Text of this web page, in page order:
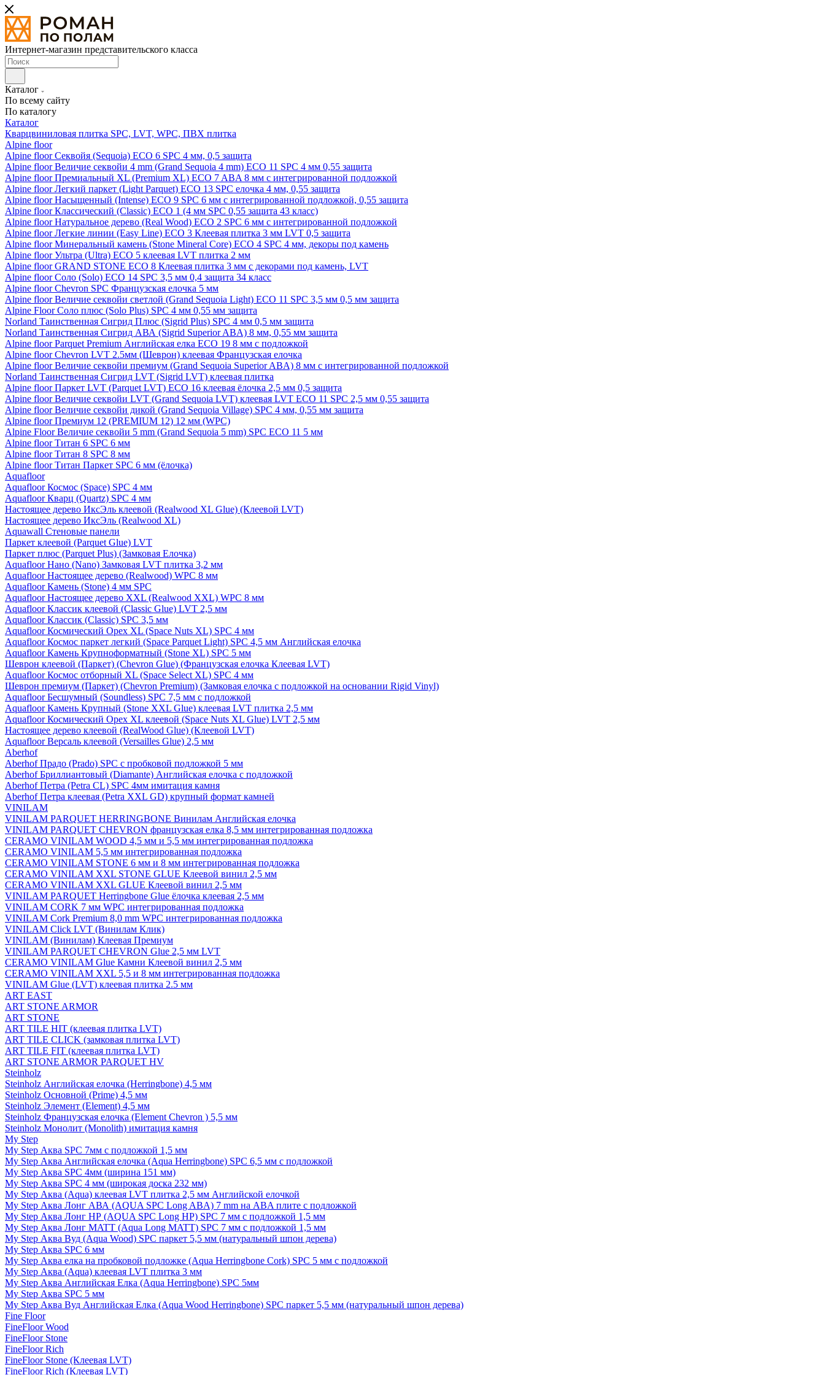
Интернет-магазин представительского класса
Каталог
По всему сайту
По каталогу
Каталог
Кварцвиниловая плитка SPC, LVT, WPC, ПВХ плитка
Alpine floor
Alpine floor Секвойя (Sequoia) ECO 6 SPC 4 мм, 0,5 защита
Alpine floor Величие секвойи 4 mm (Grand Sequoia 4 mm) ECO 11 SPC 4 мм 0,55 защита
Alpine floor Премиальный XL (Premium XL) ECO 7 ABA 8 мм с интегрированной подложкой
Alpine floor Легкий паркет (Light Parquet) ECO 13 SPC елочка 4 мм, 0,55 защита
Alpine floor Насыщенный (Intense) ECO 9 SPC 6 мм с интегрированной подложкой, 0,55 защита
Alpine floor Классический (Classic) ECO 1 (4 мм SPC 0,55 защита 43 класс)
Alpine floor Натуральное дерево (Real Wood) ECO 2 SPC 6 мм с интегрированной подложкой
Alpine floor Легкие линии (Easy Line) ECO 3 Клеевая плитка 3 мм LVT 0,5 защита
Alpine floor Минеральный камень (Stone Mineral Core) ECO 4 SPC 4 мм, декоры под камень
Alpine floor Ультра (Ultra) ECO 5 клеевая LVT плитка 2 мм
Alpine floor GRAND STONE ECO 8 Клеевая плитка 3 мм с декорами под камень, LVT
Alpine floor Соло (Solo) ECO 14 SPC 3,5 мм 0,4 защита 34 класс
Alpine floor Chevron SPC Французская елочка 5 мм
Alpine floor Величие секвойи светлой (Grand Sequoia Light) ECO 11 SPC 3,5 мм 0,5 мм защита
Alpine Floor Соло плюс (Solo Plus) SPC 4 мм 0,55 мм защита
Norland Таинственная Сигрид Плюс (Sigrid Plus) SPC 4 мм 0,5 мм защита
Norland Таинственная Сигрид АВА (Sigrid Superior ABA) 8 мм, 0,55 мм защита
Alpine floor Parquet Premium Английская елка ECO 19 8 мм с подложкой
Alpine floor Chevron LVT 2.5мм (Шеврон) клеевая Французская елочка
Alpine floor Величие секвойи премиум (Grand Sequoia Superior ABA) 8 мм с интегрированной подложкой
Norland Таинственная Сигрид LVT (Sigrid LVT) клеевая плитка
Alpine floor Паркет LVT (Parquet LVT) ECO 16 клеевая ёлочка 2,5 мм 0,5 защита
Alpine floor Величие секвойи LVT (Grand Sequoia LVT) клеевая LVT ECO 11 SPC 2,5 мм 0,55 защита
Alpine floor Величие секвойи дикой (Grand Sequoia Village) SPC 4 мм, 0,55 мм защита
Alpine floor Премиум 12 (PREMIUM 12) 12 мм (WPC)
Alpine Floor Величие секвойи 5 mm (Grand Sequoia 5 mm) SPC ECO 11 5 мм
Alpine floor Титан 6 SPC 6 мм
Alpine floor Титан 8 SPC 8 мм
Alpine floor Титан Паркет SPC 6 мм (ёлочка)
Aquafloor
Aquafloor Космос (Space) SPC 4 мм
Aquafloor Кварц (Quartz) SPC 4 мм
Настоящее дерево ИксЭль клеевой (Realwood XL Glue) (Клеевой LVT)
Настоящее дерево ИксЭль (Realwood XL)
Aquawall Стеновые панели
Паркет клеевой (Parquet Glue) LVT
Паркет плюс (Parquet Plus) (Замковая Елочка)
Aquafloor Нано (Nano) Замковая LVT плитка 3,2 мм
Aquafloor Настоящее дерево (Realwood) WPC 8 мм
Aquafloor Камень (Stone) 4 мм SPC
Aquafloor Настоящее дерево XXL (Realwood XXL) WPC 8 мм
Aquafloor Классик клеевой (Classic Glue) LVT 2,5 мм
Aquafloor Классик (Classic) SPC 3,5 мм
Aquafloor Космический Орех XL (Space Nuts XL) SPC 4 мм
Aquafloor Космос паркет легкий (Space Parquet Light) SPC 4,5 мм Английская елочка
Aquafloor Камень Крупноформатный (Stone XL) SPC 5 мм
Шеврон клеевой (Паркет) (Chevron Glue) (Французская елочка Клеевая LVT)
Aquafloor Космос отборный XL (Space Select XL) SPC 4 мм
Шеврон премиум (Паркет) (Chevron Premium) (Замковая елочка с подложкой на основании Rigid Vinyl)
Aquafloor Бесшумный (Soundless) SPC 7,5 мм с подложкой
Aquafloor Камень Крупный (Stone XXL Glue) клеевая LVT плитка 2,5 мм
Aquafloor Космический Орех XL клеевой (Space Nuts XL Glue) LVT 2,5 мм
Настоящее дерево клеевой (RealWood Glue) (Клеевой LVT)
Aquafloor Версаль клеевой (Versailles Glue) 2,5 мм
Aberhof
Aberhof Прадо (Prado) SPC с пробковой подложкой 5 мм
Aberhof Бриллиантовый (Diamante) Английская елочка с подложкой
Aberhof Петра (Petra CL) SPC 4мм имитация камня
Aberhof Петра клеевая (Petra XXL GD) крупный формат камней
VINILAM
VINILAM PARQUET HERRINGBONE Винилам Английская елочка
VINILAM PARQUET CHEVRON французская елка 8,5 мм интегрированная подложка
CERAMO VINILAM WOOD 4,5 мм и 5,5 мм интегрированная подложка
CERAMO VINILAM 5,5 мм интегрированная подложка
CERAMO VINILAM STONE 6 мм и 8 мм интегрированная подложка
CERAMO VINILAM XXL STONE GLUE Клеевой винил 2,5 мм
CERAMO VINILAM XXL GLUE Клеевой винил 2,5 мм
VINILAM PARQUET Herringbone Glue ёлочка клеевая 2,5 мм
VINILAM CORK 7 мм WPC интегрированная подложка
VINILAM Cork Premium 8,0 mm WPC интегрированная подложка
VINILAM Click LVT (Винилам Клик)
VINILAM (Винилам) Клеевая Премиум
VINILAM PARQUET CHEVRON Glue 2,5 мм LVT
CERAMO VINILAM Glue Камни Клеевой винил 2,5 мм
CERAMO VINILAM XXL 5,5 и 8 мм интегрированная подложка
VINILAM Glue (LVT) клеевая плитка 2.5 мм
ART EAST
ART STONE ARMOR
ART STONE
ART TILE HIT (клеевая плитка LVT)
ART TILE CLICK (замковая плитка LVT)
ART TILE FIT (клеевая плитка LVT)
ART STONE ARMOR PARQUET HV
Steinholz
Steinholz Английская елочка (Herringbone) 4,5 мм
Steinholz Основной (Prime) 4,5 мм
Steinholz Элемент (Element) 4,5 мм
Steinholz Французская елочка (Element Chevron ) 5,5 мм
Steinholz Монолит (Monolith) имитация камня
My Step
My Step Аква SPC 7мм c подложкой 1,5 мм
My Step Аква Английская елочка (Aqua Herringbone) SPC 6,5 мм с подложкой
My Step Аква SPC 4мм (ширина 151 мм)
My Step Аква SPC 4 мм (широкая доска 232 мм)
My Step Аква (Aqua) клеевая LVT плитка 2,5 мм Английской елочкой
My Step Аква Лонг АВА (AQUA SPC Long ABA) 7 mm на ABA плите с подложкой
My Step Аква Лонг НР (AQUA SPC Long HP) SPC 7 мм с подложкой 1,5 мм
My Step Аква Лонг MATT (Aqua Long MATT) SPC 7 мм с подложкой 1,5 мм
My Step Аква Вуд (Aqua Wood) SPC паркет 5,5 мм (натуральный шпон дерева)
My Step Аква SPC 6 мм
My Step Аква елка на пробковой подложке (Aqua Herringbone Cork) SPC 5 мм с подложкой
My Step Аква (Aqua) клеевая LVT плитка 3 мм
My Step Аква Английская Елка (Aqua Herringbone) SPC 5мм
My Step Аква SPC 5 мм
My Step Аква Вуд Английская Елка (Aqua Wood Herringbone) SPC паркет 5,5 мм (натуральный шпон дерева)
Fine Floor
FineFloor Wood
FineFloor Stone
FineFloor Rich
FineFloor Stone (Клеевая LVT)
FineFloor Rich (Клеевая LVT)